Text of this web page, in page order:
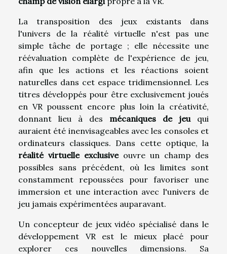
La transposition des jeux existants dans
l'univers de la réalité virtuelle n'est pas une
simple tâche de portage ; elle nécessite une
réévaluation complète de l'expérience de jeu,
afin que les actions et les réactions soient
naturelles dans cet espace tridimensionnel. Les
titres développés pour être exclusivement joués
en VR poussent encore plus loin la créativité,
donnant lieu à des mécaniques de jeu qui
auraient été inenvisageables avec les consoles et
ordinateurs classiques. Dans cette optique, la
réalité virtuelle exclusiveouvre un champ des
possibles sans précédent, où les limites sont
constamment repoussées pour favoriser une
immersion et une interaction avec l'univers de
jeu jamais expérimentées auparavant.
Un concepteur de jeux vidéo spécialisé dans le
développement VR est le mieux placé pour
explorer ces nouvelles dimensions. Sa